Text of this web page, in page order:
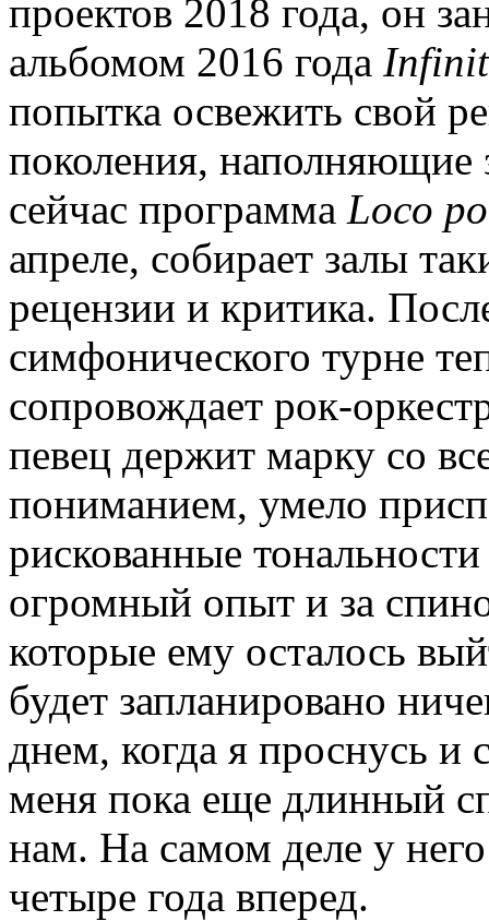
проектов 2018 года, он
альбомом 2016 года
попытка освежить свой
поколения, наполняющие
сейчас программа Loco
апреле, собирает залы
рецензии и критика.
симфонического турне
сопровождает рок-
певец держит марку со
пониманием, умело
рискованные
огромный опыт и за
которые ему осталось
будет запланировано
днем, когда я проснусь
меня пока еще длинный
нам. На самом деле у
четыре года вперед.